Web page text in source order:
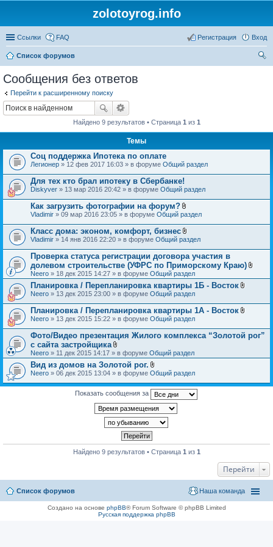
zolotoyrog.info
Ссылки FAQ Вход
Регистрация
Список форумов
Сообщения без ответов
Перейти к расширенному поиску
Найдено 9 результатов • Страница 1 из 1
Темы
Соц поддержка Ипотека по оплате
Легионер » 12 фев 2017 16:03 » в форуме Общий раздел
Для тех кто брал ипотеку в Сбербанке!
Diskyver » 13 мар 2016 20:42 » в форуме Общий раздел
Как загрузить фотографии на форум?
В
о
ж
е
н
и
я
Vladimir » 09 мар 2016 23:05 » в форуме Общий раздел
Класс дома: эконом, комфорт, бизнес
В
л
о
ж
е
н
и
я
Vladimir » 14 янв 2016 22:20 » в форуме Общий раздел
Проверка статуса регистрации договора участия в
долевом строительстве (УФРС по Приморскому Краю)
л
Neero » 18 дек 2015 14:27 » в форуме Общий раздел
Планировка / Перепланировка квартиры 1Б - Восток
о
н
и
Neero » 13 дек 2015 23:00 » в форуме Общий раздел
Планировка / Перепланировка квартиры 1А - Восток
о
ж
и
Neero » 13 дек 2015 15:22 » в форуме Общий раздел
Фото/Видео презентация Жилого комплекса “Золотой рог”
с сайта застройщика
В
л
о
ж
н
и
я
Neero » 11 дек 2015 14:17 » в форуме Общий раздел
Вид из домов на Золотой рог.
В
о
ж
е
н
и
Neero » 06 дек 2015 13:04 » в форуме Общий раздел
Показать сообщения за
Найдено 9 результатов • Страница 1 из 1
Перейти
Список форумов Наша команда
Создано на основе phpBB® Forum Software © phpBB Limited
Русская поддержка phpBB